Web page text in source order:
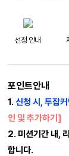
선정 안내
포인트안내
1. 신청 시, 투잡
인 및 추가하기]
2. 미션기간 내,
합니다.